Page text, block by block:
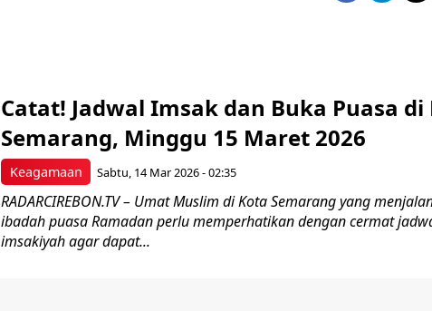
Keagamaan
Catat! Jadwal Imsak dan Buka Puasa di
Semarang, Minggu 15 Maret 2026
Sabtu, 14 Mar 2026 - 02:35
RADARCIREBON.TV – Umat Muslim di Kota Semarang yang
ibadah puasa Ramadan perlu memperhatikan dengan cermat
imsakiyah agar dapat...